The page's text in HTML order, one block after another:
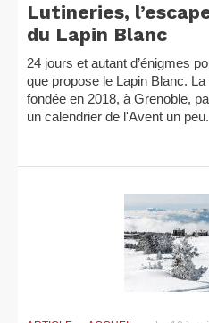
Lutineries,
du Lapin Blanc
24 jours et autant d’énigmes
que propose le Lapin Blanc.
fondée en 2018, à Grenoble,
un calendrier de l'Avent un